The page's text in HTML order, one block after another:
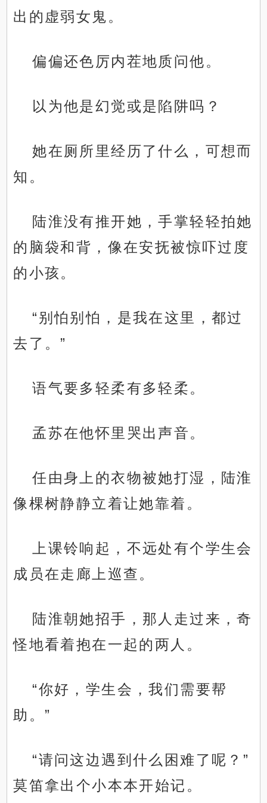
出的虚弱女鬼。
偏偏还色厉内茬地质问他。
以为他是幻觉或是陷阱吗？
她在厕所里经历了什么，可想而
知。
陆淮没有推开她，手掌轻轻拍她
的脑袋和背，像在安抚被惊吓过度
的小孩。
“别怕别怕，是我在这里，都过
去了。”
语气要多轻柔有多轻柔。
孟苏在他怀里哭出声音。
任由身上的衣物被她打湿，陆淮
像棵树静静立着让她靠着。
上课铃响起，不远处有个学生会
成员在走廊上巡查。
陆淮朝她招手，那人走过来，奇
怪地看着抱在一起的两人。
“你好，学生会，我们需要帮
助。”
“请问这边遇到什么困难了呢？”
莫笛拿出个小本本开始记。